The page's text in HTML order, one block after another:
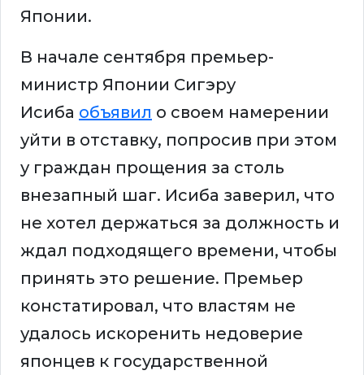
Японии.
В начале сентября премьер-
министр Японии Сигэру
Исиба объявил о своем намерении
уйти в отставку, попросив при этом
у граждан прощения за столь
внезапный шаг. Исиба заверил, что
не хотел держаться за должность и
ждал подходящего времени, чтобы
принять это решение. Премьер
констатировал, что властям не
удалось искоренить недоверие
японцев к государственной